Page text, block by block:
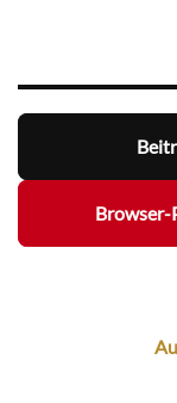
Browser-